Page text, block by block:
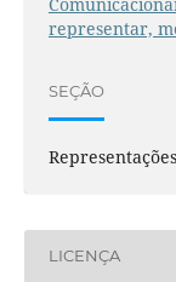
representar,
SEÇÃO
LICENÇA